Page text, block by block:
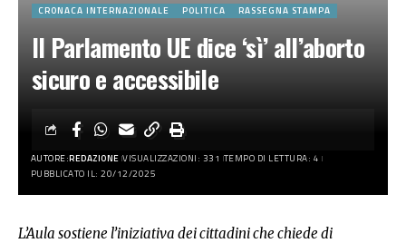
CRONACA INTERNAZIONALE POLITICA RASSEGNA STAMPA
Il Parlamento UE dice ‘sì’ all’aborto
sicuro e accessibile
AUTORE:REDAZIONE VISUALIZZAZIONI: 331 TEMPO DI LETTURA: 4
PUBBLICATO IL: 20/12/2025
L’Aula sostiene l’iniziativa dei cittadini che chiede di